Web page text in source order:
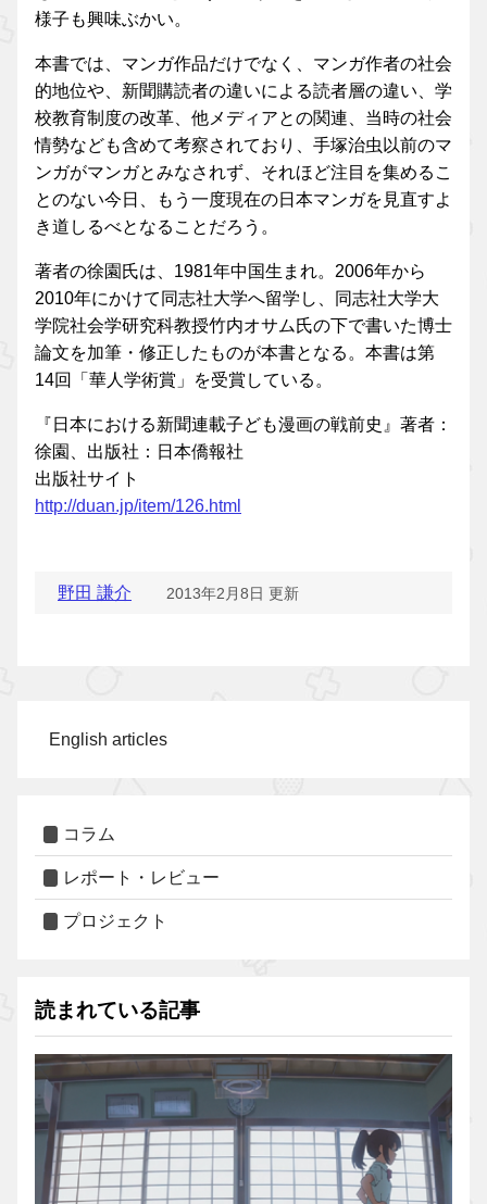
様子も興味ぶかい。
本書では、マンガ作品だけでなく、マンガ作者の社会
的地位や、新聞購読者の違いによる読者層の違い、学
校教育制度の改革、他メディアとの関連、当時の社会
情勢なども含めて考察されており、手塚治虫以前のマ
ンガがマンガとみなされず、それほど注目を集めるこ
とのない今日、もう一度現在の日本マンガを見直すよ
き道しるべとなることだろう。
著者の徐園氏は、1981年中国生まれ。2006年から
2010年にかけて同志社大学へ留学し、同志社大学大
学院社会学研究科教授竹内オサム氏の下で書いた博士
論文を加筆・修正したものが本書となる。本書は第
14回「華人学術賞」を受賞している。
『日本における新聞連載子ども漫画の戦前史』著者：
徐園、出版社：日本僑報社
出版社サイト
http://duan.jp/item/126.html
野田 謙介 2013年2月8日 更新
English articles
コラム
レポート・レビュー
プロジェクト
読まれている記事